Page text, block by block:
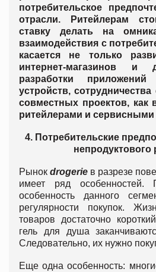
потребительское
отрасли. Ритейлерам
ставку делать на
взаимодействия с
касается не только
интернет-магазинов
разработки
устройств,
совместных проектов, как
ритейлерами и
4. Потребительские
непродуктового
Рынок drogerie в разрезе
имеет ряд особенностей.
особенность данного
регулярности покупок.
товаров достаточно
гель для душа
Следовательно, их нужно
Еще одна особенность: